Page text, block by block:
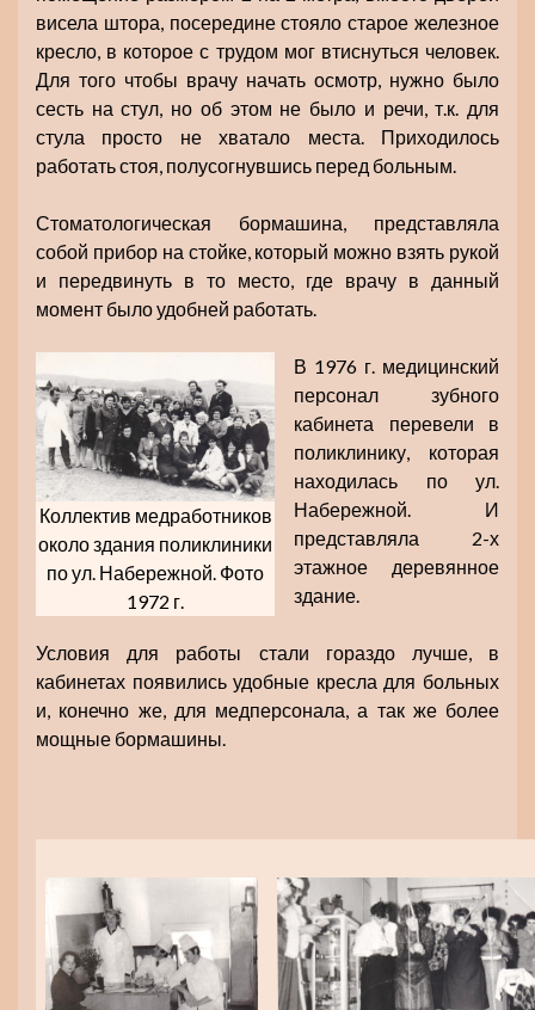
висела штора, посередине стояло старое железное
кресло, в которое с трудом мог втиснуться человек.
Для того чтобы врачу начать осмотр, нужно было
сесть на стул, но об этом не было и речи, т.к. для
стула просто не хватало места. Приходилось
работать стоя, полусогнувшись перед больным.
Стоматологическая бормашина, представляла
собой прибор на стойке, который можно взять рукой
и передвинуть в то место, где врачу в данный
момент было удобней работать.
Коллектив медработников
около здания поликлиники
по ул. Набережной. Фото
1972 г.
В 1976 г. медицинский
персонал зубного
кабинета перевели в
поликлинику, которая
находилась по ул.
Набережной. И
представляла 2-х
этажное деревянное
здание.
Условия для работы стали гораздо лучше, в
кабинетах появились удобные кресла для больных
и, конечно же, для медперсонала, а так же более
мощные бормашины.